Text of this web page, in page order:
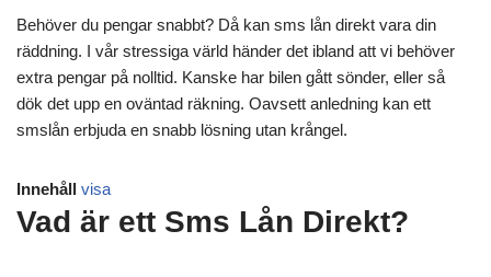
Behöver du pengar snabbt? Då kan sms lån direkt vara din
räddning. I vår stressiga värld händer det ibland att vi behöver
extra pengar på nolltid. Kanske har bilen gått sönder, eller så
dök det upp en oväntad räkning. Oavsett anledning kan ett
smslån erbjuda en snabb lösning utan krångel.
Innehåll visa
Vad är ett Sms Lån Direkt?